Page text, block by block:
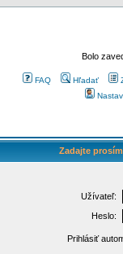
Bolo
FAQ Hľadať
Zadajte
Užívateľ:
Heslo:
Prihlásiť